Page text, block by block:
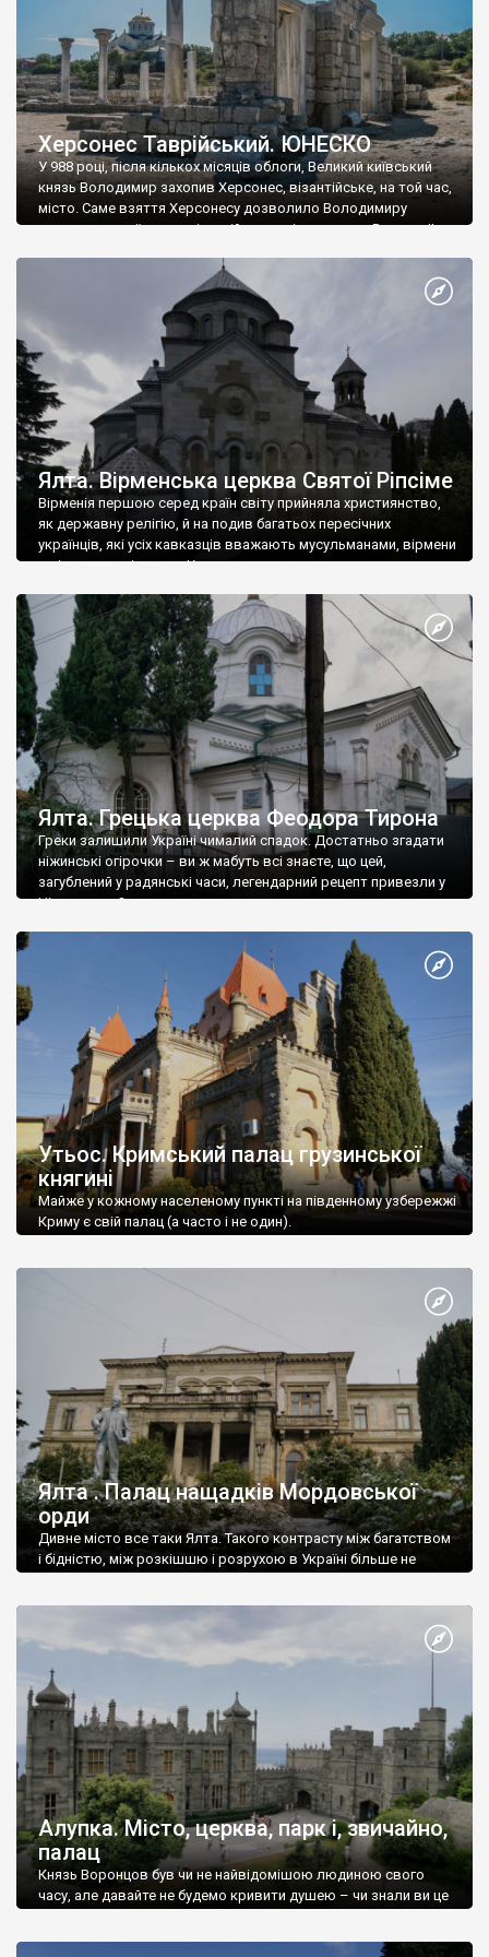
Херсонес Таврійський. ЮНЕСКО
У 988 році, після кількох місяців облоги, Великий київський
князь Володимир захопив Херсонес, візантійське, на той час,
місто. Саме взяття Херсонесу дозволило Володимиру
диктувати свої умови візантійському імператору Василю ІІ, та
Херсонесі Володимир-язичник, став Василем-християнином.
А потім було Хрещення Русі. На честь Херсонесу Таврійського
Ялта. Вірменська церква Святої Ріпсіме
Вірменія першою серед країн світу прийняла християнство,
як державну релігію, й на подив багатьох пересічних
українців, які усіх кавказців вважають мусульманами, вірмени
є відданими вірянами Христа
Ялта. Грецька церква Феодора Тирона
Греки залишили Україні чималий спадок. Достатньо згадати
ніжинські огірочки – ви ж мабуть всі знаєте, що цей,
загублений у радянські часи, легендарний рецепт привезли у
Ніжин греки?
Утьос. Кримський палац грузинської
княгині
Майже у кожному населеному пункті на південному узбережжі
Криму є свій палац (а часто і не один).
Ялта . Палац нащадків Мордовської
орди
Дивне місто все таки Ялта. Такого контрасту між багатством
і бідністю, між розкішшю і розрухою в Україні більше не
Алупка. Місто, церква, парк і, звичайно,
палац
Князь Воронцов був чи не найвідомішою людиною свого
часу, але давайте не будемо кривити душею – чи знали ви це